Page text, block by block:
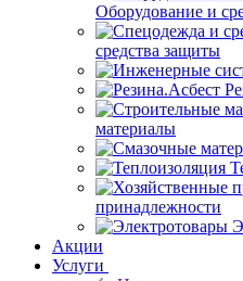
Оборудование и
средства защиты
материалы
принадлежности
Акции
Услуги